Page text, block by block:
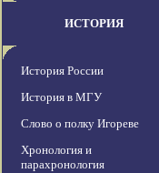
ИСТОРИЯ
История России
История в МГУ
Слово о полку Игореве
Хронология и
парахронология